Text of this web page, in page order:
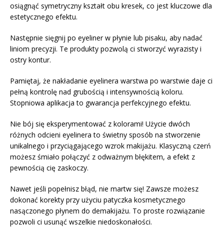
osiągnąć symetryczny kształt obu kresek, co jest kluczowe dla
estetycznego efektu.
Następnie sięgnij po eyeliner w płynie lub pisaku, aby nadać
liniom precyzji. Te produkty pozwolą ci stworzyć wyrazisty i
ostry kontur.
Pamiętaj, że nakładanie eyelinera warstwa po warstwie daje ci
pełną kontrolę nad grubością i intensywnością koloru.
Stopniowa aplikacja to gwarancja perfekcyjnego efektu.
Nie bój się eksperymentować z kolorami! Użycie dwóch
różnych odcieni eyelinera to świetny sposób na stworzenie
unikalnego i przyciągającego wzrok makijażu. Klasyczną czerń
możesz śmiało połączyć z odważnym błękitem, a efekt z
pewnością cię zaskoczy.
Nawet jeśli popełnisz błąd, nie martw się! Zawsze możesz
dokonać korekty przy użyciu patyczka kosmetycznego
nasączonego płynem do demakijażu. To proste rozwiązanie
pozwoli ci usunąć wszelkie niedoskonałości.